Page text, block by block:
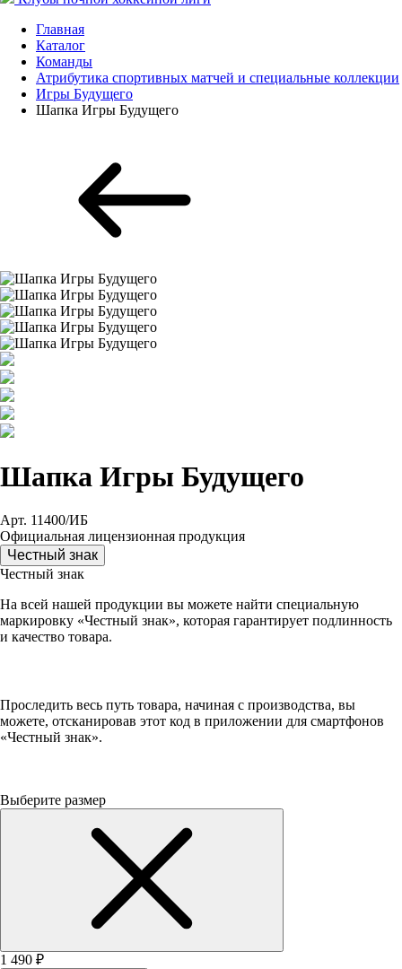
Главная
Каталог
Команды
Атрибутика спортивных матчей и специальные коллекции
Игры Будущего
Шапка Игры Будущего
Шапка Игры Будущего
Арт. 11400/ИБ
Официальная лицензионная продукция
Честный знак
Честный знак
На всей нашей продукции вы можете найти специальную
маркировку «Честный знак», которая гарантирует подлинность
и качество товара.
Проследить весь путь товара, начиная с производства, вы
можете, отсканировав этот код в приложении для смартфонов
«Честный знак».
Выберите размер
1 490 ₽